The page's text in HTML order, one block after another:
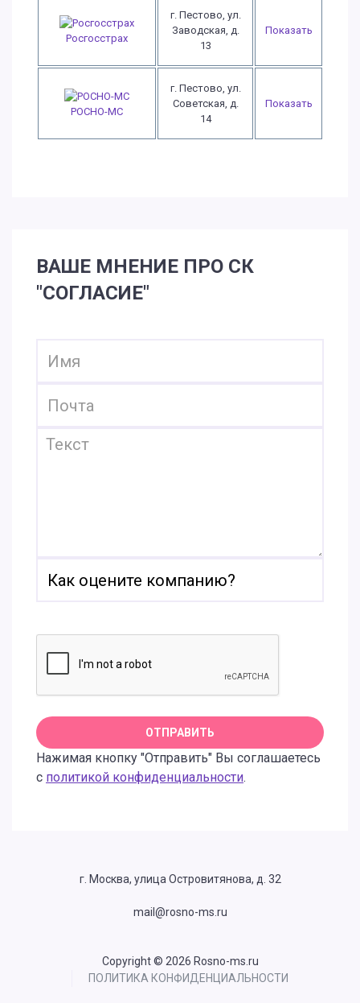
Росгосстрах
г. Пестово, ул.
Заводская, д.
13
Показать
РОСНО-МС
г. Пестово, ул.
Советская, д.
14
Показать
ВАШЕ МНЕНИЕ ПРО СК
"СОГЛАСИЕ"
Нажимая кнопку "Отправить" Вы соглашаетесь
с политикой конфиденциальности.
г. Москва, улица Островитянова, д. 32
mail@rosno-ms.ru
Copyright © 2026 Rosno-ms.ru
ПОЛИТИКА КОНФИДЕНЦИАЛЬНОСТИ